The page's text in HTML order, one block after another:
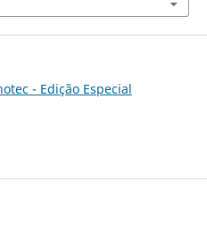
- Edição Especial